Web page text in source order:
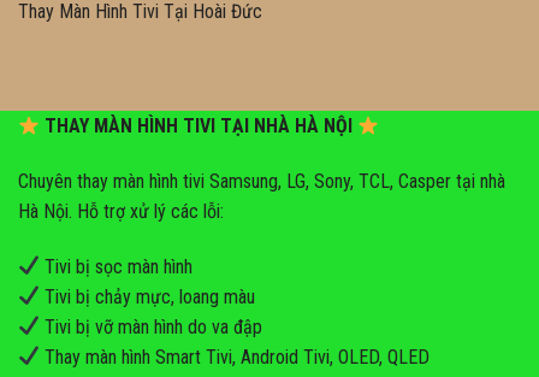
Thay Màn Hình Tivi Tại Hoài Đức
THAY MÀN HÌNH TIVI TẠI NHÀ HÀ NỘI
Chuyên thay màn hình tivi Samsung, LG, Sony, TCL, Casper tại nhà
Hà Nội. Hỗ trợ xử lý các lỗi:
Tivi bị sọc màn hình
Tivi bị chảy mực, loang màu
Tivi bị vỡ màn hình do va đập
Thay màn hình Smart Tivi, Android Tivi, OLED, QLED